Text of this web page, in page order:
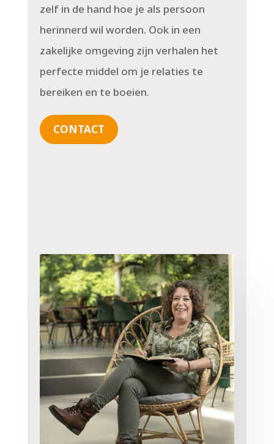
zelf in de hand hoe je als persoon
herinnerd wil worden. Ook in een
zakelijke omgeving zijn verhalen het
perfecte middel om je relaties te
bereiken en te boeien.
CONTACT